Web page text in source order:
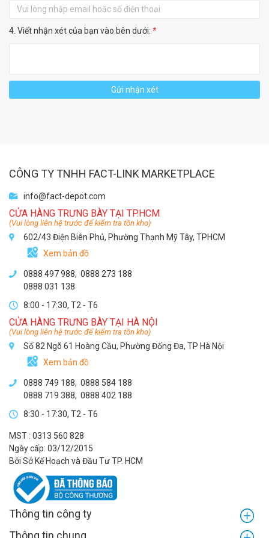
4. Viết nhận xét của bạn vào bên dưới: *
Gửi nhận xét
CÔNG TY TNHH FACT-LINK MARKETPLACE
info@fact-depot.com
CỬA HÀNG TRƯNG BÀY TẠI TP.HCM
(Vui lòng liên hệ trước để kiểm tra tồn kho)
602/43 Điện Biên Phủ, Phường Thạnh Mỹ Tây, TPHCM
Xem bản đồ
0888 497 988, 0888 273 188
0888 031 138
8:00 - 17:30, T2 - T6
CỬA HÀNG TRƯNG BÀY TẠI HÀ NỘI
(Vui lòng liên hệ trước để kiểm tra tồn kho)
Số 82 Ngõ 61 Hoàng Cầu, Phường Đống Đa, TP Hà Nội
Xem bản đồ
0888 749 188, 0888 584 188
0888 719 388, 0888 402 188
8:30 - 17:30, T2 - T6
MST : 0313 560 828
Ngày cấp: 03/12/2015
Bởi Sở Kế Hoạch và Đầu Tư TP. HCM
Thông tin công ty